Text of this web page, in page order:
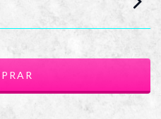
ALTERAR CEP